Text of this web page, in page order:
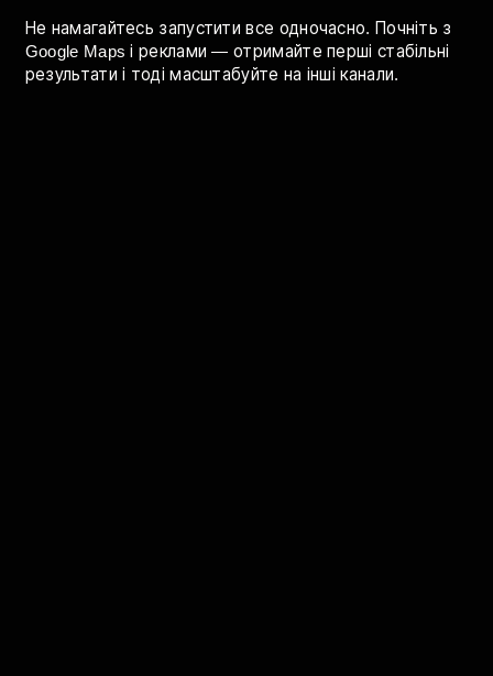
просуваєтесь онлайн
Перший крок для будь-якого авто бізнесу — Google